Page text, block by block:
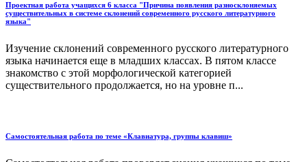
Проектная работа учащихся 6 класса "Причина появления разносклоняемых
существительных в системе склонений современного русского литературного
языка"
Изучение склонений современного русского литературного
языка начинается еще в младших классах. В пятом классе
знакомство с этой морфологической категорией
существительного продолжается, но на уровне п...
Самостоятельная работа по теме «Клавиатура, группы клавиш»